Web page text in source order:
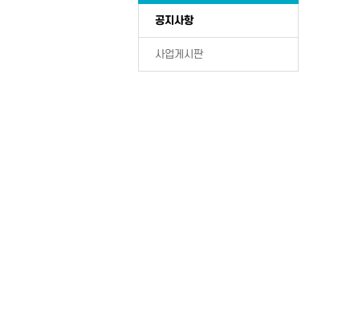
공지사항
사업게시판